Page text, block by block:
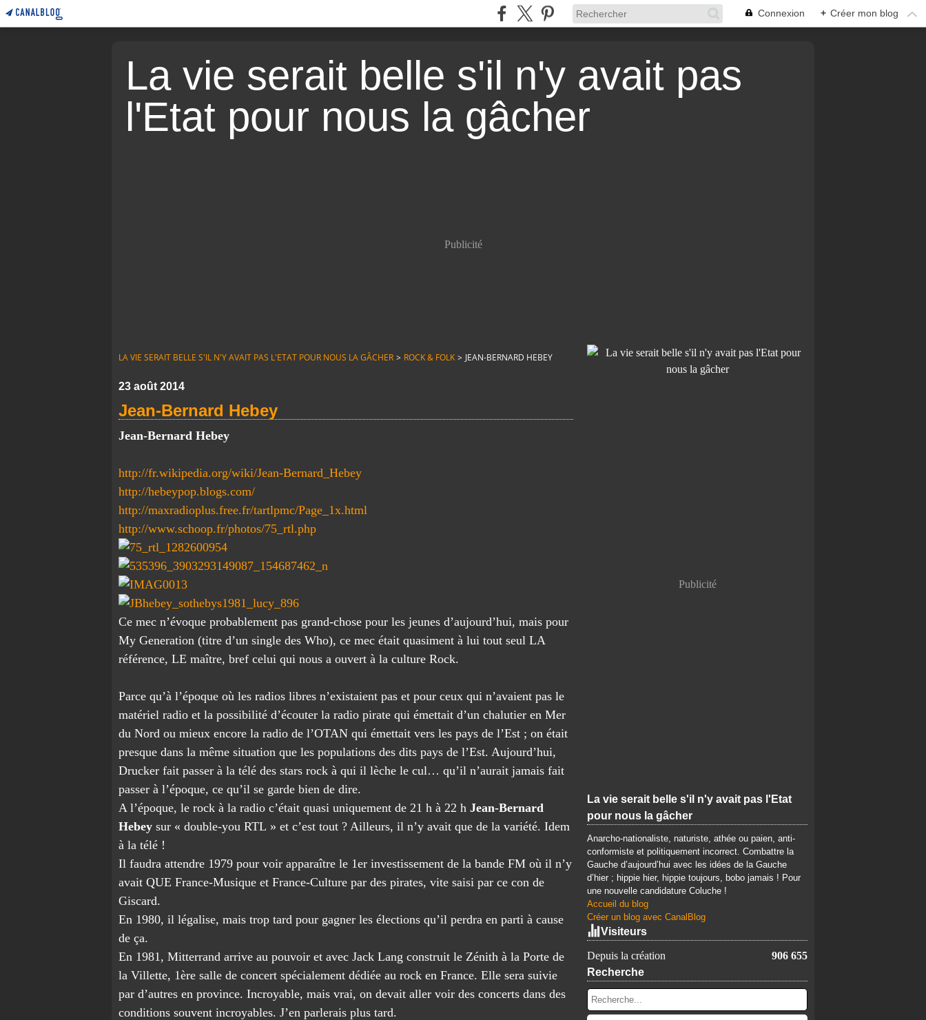
Connexion + Créer mon blog
La vie serait belle s'il n'y avait pas
l'Etat pour nous la gâcher
Publicité
LA VIE SERAIT BELLE S'IL N'Y AVAIT PAS L'ETAT POUR NOUS LA GÂCHER > ROCK & FOLK > JEAN-BERNARD HEBEY
23 août 2014
Jean-Bernard Hebey
Jean-Bernard Hebey
http://fr.wikipedia.org/wiki/Jean-Bernard_Hebey
http://hebeypop.blogs.com/
http://maxradioplus.free.fr/tartlpmc/Page_1x.html
http://www.schoop.fr/photos/75_rtl.php
Ce mec n’évoque probablement pas grand-chose pour les jeunes d’aujourd’hui, mais pour
My Generation (titre d’un single des Who), ce mec était quasiment à lui tout seul LA
référence, LE maître, bref celui qui nous a ouvert à la culture Rock.
Parce qu’à l’époque où les radios libres n’existaient pas et pour ceux qui n’avaient pas le
matériel radio et la possibilité d’écouter la radio pirate qui émettait d’un chalutier en Mer
du Nord ou mieux encore la radio de l’OTAN qui émettait vers les pays de l’Est ; on était
presque dans la même situation que les populations des dits pays de l’Est. Aujourd’hui,
Drucker fait passer à la télé des stars rock à qui il lèche le cul… qu’il n’aurait jamais fait
passer à l’époque, ce qu’il se garde bien de dire.
A l’époque, le rock à la radio c’était quasi uniquement de 21 h à 22 h Jean-Bernard
Hebey sur « double-you RTL » et c’est tout ? Ailleurs, il n’y avait que de la variété. Idem
à la télé !
Il faudra attendre 1979 pour voir apparaître le 1er investissement de la bande FM où il n’y
avait QUE France-Musique et France-Culture par des pirates, vite saisi par ce con de
Giscard.
En 1980, il légalise, mais trop tard pour gagner les élections qu’il perdra en parti à cause
de ça.
En 1981, Mitterrand arrive au pouvoir et avec Jack Lang construit le Zénith à la Porte de
la Villette, 1ère salle de concert spécialement dédiée au rock en France. Elle sera suivie
par d’autres en province. Incroyable, mais vrai, on devait aller voir des concerts dans des
conditions souvent incroyables. J’en parlerais plus tard.
Publicité
La vie serait belle s'il n'y avait pas l'Etat
pour nous la gâcher
Anarcho-nationaliste, naturiste, athée ou paien, anti-
conformiste et politiquement incorrect. Combattre la
Gauche d’aujourd’hui avec les idées de la Gauche
d’hier ; hippie hier, hippie toujours, bobo jamais ! Pour
une nouvelle candidature Coluche !
Accueil du blog
Créer un blog avec CanalBlog
Visiteurs
Depuis la création
906 655
Recherche